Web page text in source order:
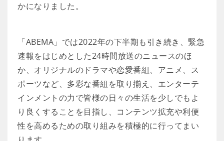
かになりました。
「ABEMA」では2022年の下半期も引き続き、緊急
速報をはじめとした24時間放送のニュースのほ
か、オリジナルのドラマや恋愛番組、アニメ、ス
ポーツなど、多彩な番組を取り揃え、エンターテ
インメントの力で皆様の日々の生活を少しでもよ
り良くすることを目指し、コンテンツ拡充や利便
性を高めるための取り組みを積極的に行ってまい